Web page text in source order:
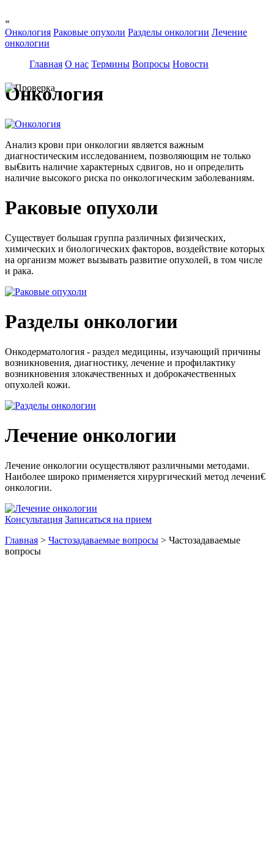
«
Онкология Раковые опухоли Разделы онкологии Лечение
онкологии
Главная О нас Термины Вопросы Новости
Онкология
Анализ крови при онкологии является важным
диагностическим исследованием, позволяющим не только
вы€вить наличие характерных сдвигов, но и определить
наличие высокого риска по онкологическим заболеваниям.
Раковые опухоли
Существует большая группа различных физических,
химических и биологических факторов, воздействие которых
на организм может вызывать развитие опухолей, в том числе
и рака.
Разделы онкологии
Онкодерматология - раздел медицины, изучающий причины
возникновения, диагностику, лечение и профилактику
возникновения злокачественных и доброкачественных
опухолей кожи.
Лечение онкологии
Лечение онкологии осуществляют различными методами.
Наиболее широко применяется хирургический метод лечени€
онкологии.
Консультация Записаться на прием
Главная > Частозадаваемые вопросы > Частозадаваемые
вопросы